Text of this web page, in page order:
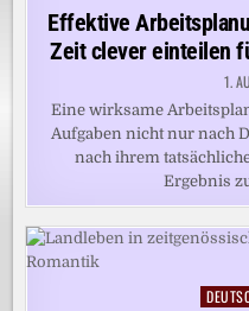
Effektive
Zeit clever einteilen
1.
Eine wirksame
Aufgaben nicht nur nach
nach ihrem
Ergebnis
Posted